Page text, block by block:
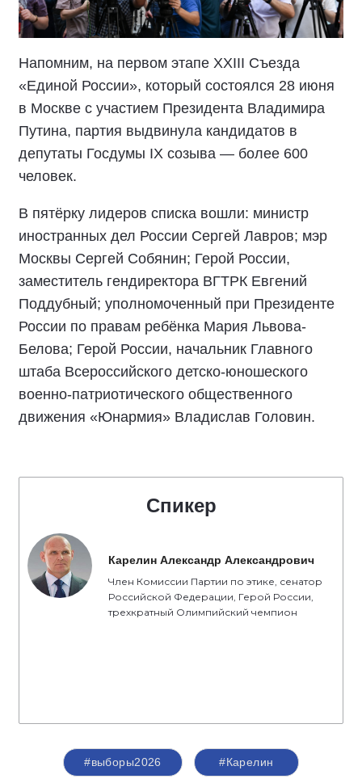
Напомним, на первом этапе XXIII Съезда
«Единой России», который состоялся 28 июня
в Москве с участием Президента Владимира
Путина, партия выдвинула кандидатов в
депутаты Госдумы IX созыва — более 600
человек.
В пятёрку лидеров списка вошли: министр
иностранных дел России Сергей Лавров; мэр
Москвы Сергей Собянин; Герой России,
заместитель гендиректора ВГТРК Евгений
Поддубный; уполномоченный при Президенте
России по правам ребёнка Мария Львова-
Белова; Герой России, начальник Главного
штаба Всероссийского детско-юношеского
военно-патриотического общественного
движения «Юнармия» Владислав Головин.
Спикер
Карелин Александр Александрович
Член Комиссии Партии по этике, сенатор
Российской Федерации, Герой России,
трехкратный Олимпийский чемпион
#выборы2026 #Карелин